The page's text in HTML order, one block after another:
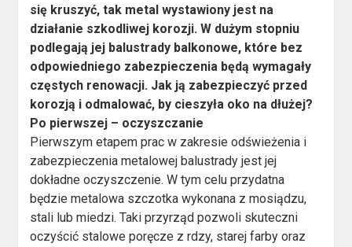
się kruszyć, tak metal wystawiony jest na
działanie szkodliwej korozji. W dużym stopniu
podlegają jej balustrady balkonowe, które bez
odpowiedniego zabezpieczenia będą wymagały
częstych renowacji. Jak ją zabezpieczyć przed
korozją i odmalować, by cieszyła oko na dłużej?
Po pierwszej – oczyszczanie
Pierwszym etapem prac w zakresie odświeżenia i
zabezpieczenia metalowej balustrady jest jej
dokładne oczyszczenie. W tym celu przydatna
będzie metalowa szczotka wykonana z mosiądzu,
stali lub miedzi. Taki przyrząd pozwoli skuteczni
oczyścić stalowe poręcze z rdzy, starej farby oraz